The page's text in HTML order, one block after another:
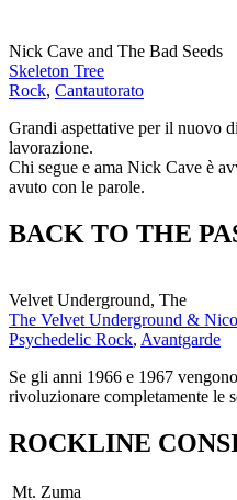
Nick Cave and The Bad Seeds
Skeleton Tree
Rock, Cantautorato
Grandi aspettative per il nuovo
lavorazione.
Chi segue e ama Nick Cave è
avuto con le parole.
BACK TO THE
Velvet Underground, The
The Velvet Underground & Nico
Psychedelic Rock, Avantgarde
Se gli anni 1966 e 1967
rivoluzionare completamente le
ROCKLINE
Mt. Zuma